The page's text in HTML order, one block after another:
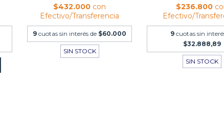
$432.000 con
Efectivo/Transferencia
9 cuotas sin interés de $60.000
SIN STOCK
$236.800
Efectivo/
9 cuotas sin
$32.888,89
SIN STOCK